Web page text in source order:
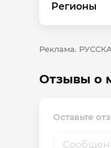
Регионы
Реклама.
Отзывы о
Оставьте